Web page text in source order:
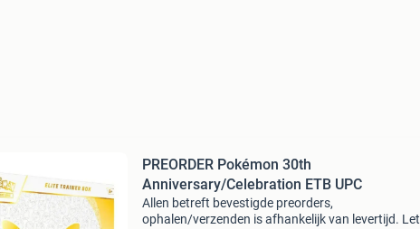
PREORDER Pokémon 30th
Anniversary/Celebration ETB UPC
Allen betreft bevestigde preorders,
ophalen/verzenden is afhankelijk van levertijd. Let